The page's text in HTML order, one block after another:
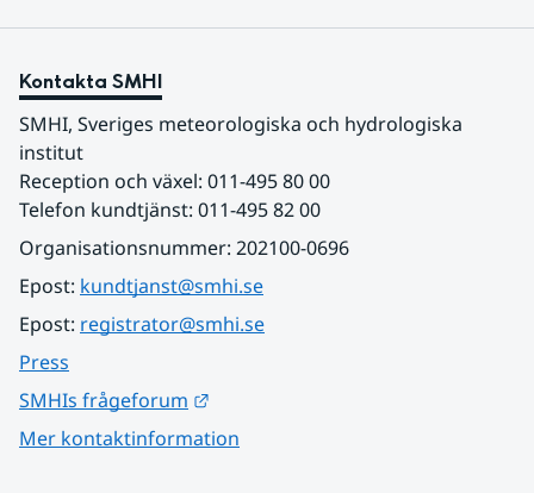
Kontakta SMHI
SMHI, Sveriges meteorologiska och hydrologiska
institut
Reception och växel: 011-495 80 00
Telefon kundtjänst: 011-495 82 00
Organisationsnummer: 202100-0696
Epost: kundtjanst@smhi.se
Epost: registrator@smhi.se
Press
SMHIs frågeforum
Mer kontaktinformation